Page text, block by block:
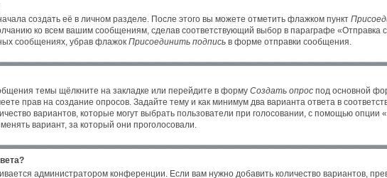
создать её в личном разделе. После этого вы можете отметить флажком пункт
ко всем вашим сообщениям, сделав соответствующий выбор в параграфе
сообщениях, убрав флажок Присоединить подпись в форме отправки сообщения.
темы щёлкните на закладке или перейдите в форму Создать опрос под основной
прав на создание опросов. Задайте тему и как минимум два варианта ответа в
вариантов, которые могут выбрать пользователи при голосовании, с помощью
вариант, за который они проголосовали.
администратором конференции. Если вам нужно добавить количество вариантов,